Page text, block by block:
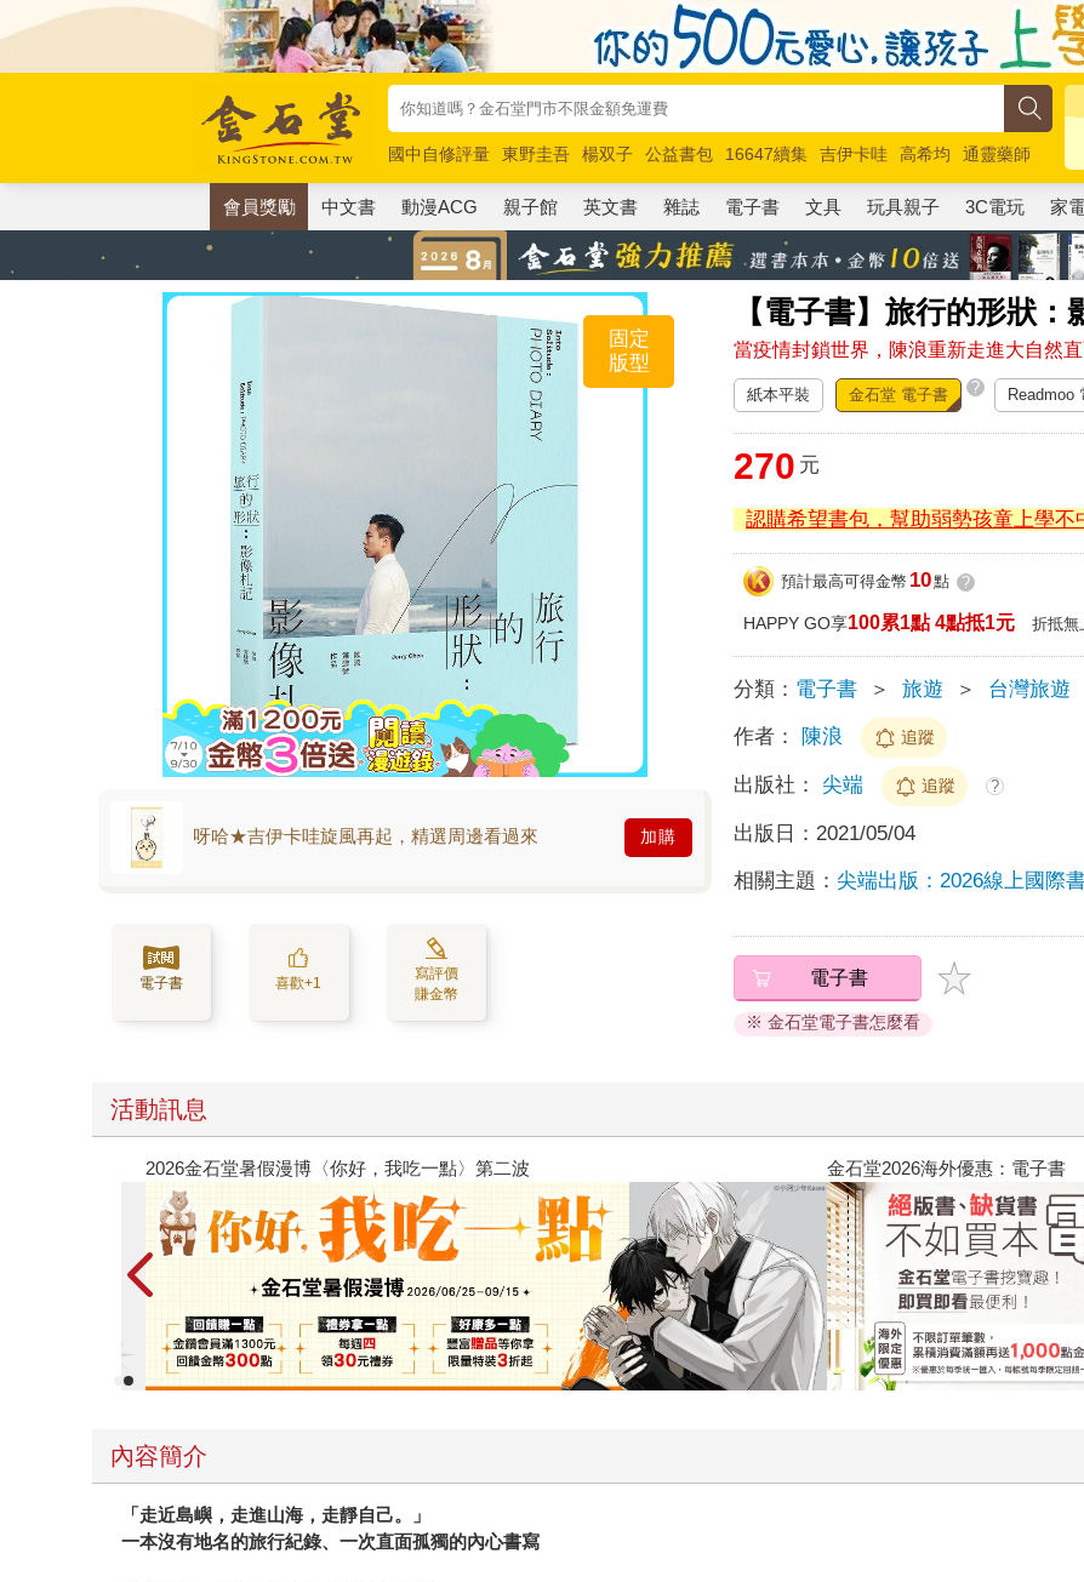
國中自修評量 東野圭吾 楊双子 公益書包 16647續集 吉伊卡哇 高希均
通靈藥師
唯紅花綻放
奧德賽 路邊攤新作 馬斯克 玩具總動員5 超慢跑
會員獎勵 中文書 動漫ACG 親子館 英文書 雜誌 電子書 文具 玩具親子 3C電玩 家電
【電子書】旅行的形狀：
當疫情封鎖世界，陳浪重新走進大自然
固定
版型
呀哈★吉伊卡哇旋風再起，精選周邊看過來 加購
電子書 喜歡+1
寫評價
賺金幣
紙本平裝 金石堂 電子書 ? Readmoo
270 元
認購希望書包，幫助弱勢孩童上學不
預計最高可得金幣 10點 ?
HAPPY GO享100累1點 4點抵1元 折抵無
分類： 電子書 ＞ 旅遊 ＞ 台灣旅遊
作者： 陳浪 追蹤
出版社： 尖端 追蹤 ?
出版日： 2021/05/04
相關主題： 尖端出版：2026線上國際
電子書
※ 金石堂電子書怎麼看
活動訊息
春光ｘ奇幻基地｜全書系展 2026金石堂暑假漫博〈你好，我
內容簡介
「走近島嶼，走進山海，走靜自己。」
一本沒有地名的旅行紀錄、一次直面孤獨的內心書寫